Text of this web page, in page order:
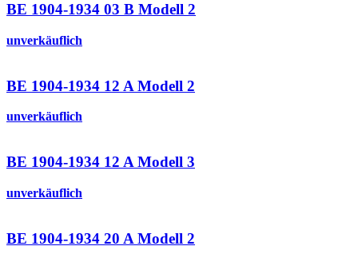
BE 1904-1934 03 B Modell 2
unverkäuflich
BE 1904-1934 12 A Modell 2
unverkäuflich
BE 1904-1934 12 A Modell 3
unverkäuflich
BE 1904-1934 20 A Modell 2